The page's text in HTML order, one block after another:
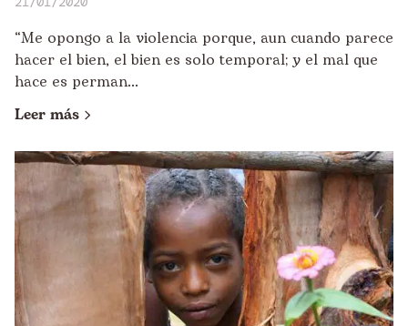
“Me opongo a la violencia porque, aun cuando parece
hacer el bien, el bien es solo temporal; y el mal que
hace es perman...
Leer más